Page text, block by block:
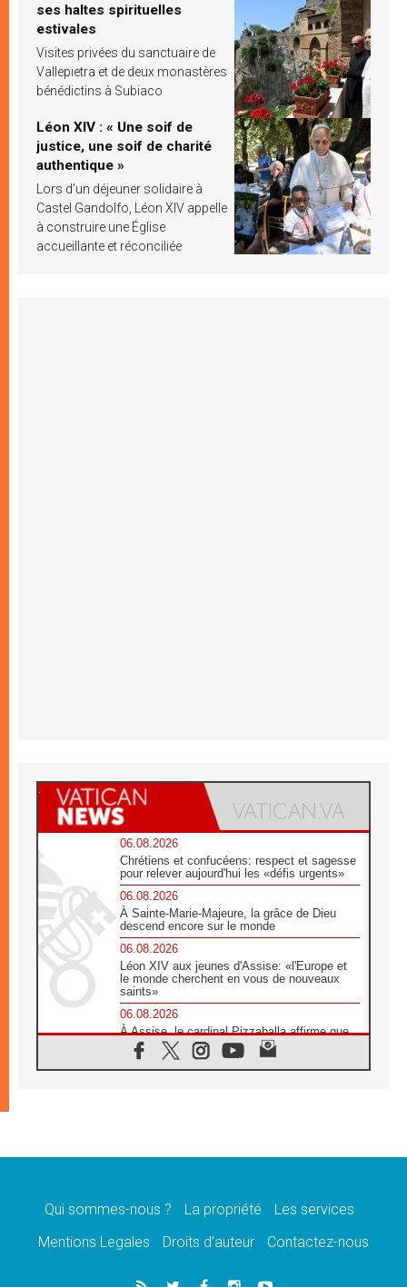
ses haltes spirituelles
estivales
Visites privées du sanctuaire de
Vallepietra et de deux monastères
bénédictins à Subiaco
Léon XIV : « Une soif de
justice, une soif de charité
authentique »
Lors d’un déjeuner solidaire à
Castel Gandolfo, Léon XIV appelle
à construire une Église
accueillante et réconciliée
06.08.2026
Chrétiens et confucéens: respect et sagesse
pour relever aujourd'hui les «défis urgents»
06.08.2026
À Sainte-Marie-Majeure, la grâce de Dieu
descend encore sur le monde
06.08.2026
Léon XIV aux jeunes d'Assise: «l'Europe et
le monde cherchent en vous de nouveaux
saints»
06.08.2026
À Assise, le cardinal Pizzaballa affirme que
«les chrétiens veulent la paix»
06.08.2026
message de paix et de dignité humaine»
«La visite du Pape en Uruguay renforcera
05.08.2026
Qui sommes-nous ? La propriété
Les services
Mentions Legales
Droits d’auteur Contactez-nous